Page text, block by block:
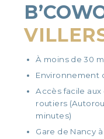
À moins de 30
Environnement
Accès facile aux
routiers
minutes)
Gare de Nancy